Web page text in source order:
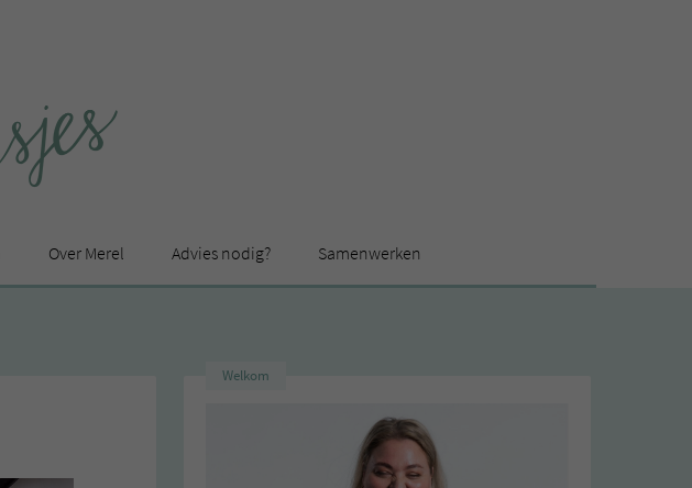
Over Merel Advies nodig? Samenwerken
Welkom